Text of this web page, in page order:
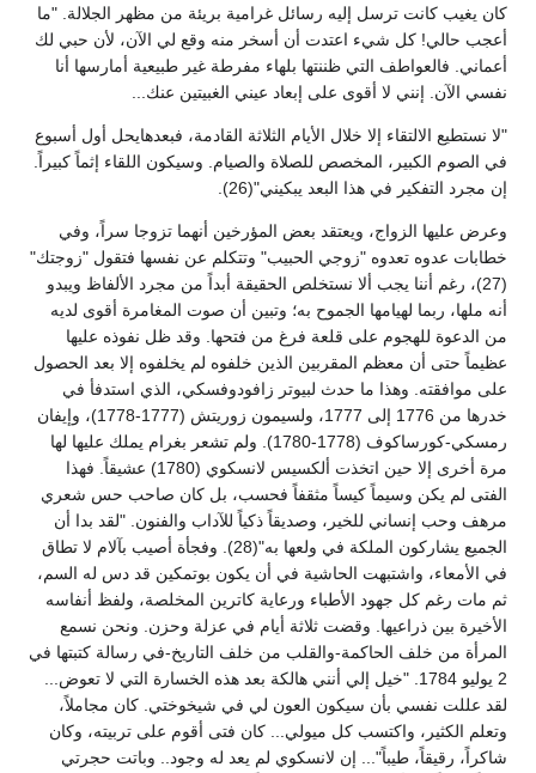
كان يغيب كانت ترسل إليه رسائل غرامية بريئة من مظهر الجلالة. "ما
أعجب حالي! كل شيء اعتدت أن أسخر منه وقع لي الآن، لأن حبي لك
أعماني. فالعواطف التي ظننتها بلهاء مفرطة غير طبيعية أمارسها أنا
نفسي الآن. إنني لا أقوى على إبعاد عيني الغبيتين عنك...
"لا نستطيع الالتقاء إلا خلال الأيام الثلاثة القادمة، فبعدهايحل أول أسبوع
في الصوم الكبير، المخصص للصلاة والصيام. وسيكون اللقاء إثماً كبيراً.
إن مجرد التفكير في هذا البعد يبكيني"(26).
وعرض عليها الزواج، ويعتقد بعض المؤرخين أنهما تزوجا سراً، وفي
خطابات عدوه تعدوه "زوجي الحبيب" وتتكلم عن نفسها فتقول "زوجتك"
(27)، رغم أننا يجب ألا نستخلص الحقيقة أبداً من مجرد الألفاظ ويبدو
أنه ملها، ربما لهيامها الجموح به؛ وتبين أن صوت المغامرة أقوى لديه
من الدعوة للهجوم على قلعة فرغ من فتحها. وقد ظل نفوذه عليها
عظيماً حتى أن معظم المقربين الذين خلفوه لم يخلفوه إلا بعد الحصول
على موافقته. وهذا ما حدث لبيوتر زافودوفسكي، الذي استدفأ في
خدرها من 1776 إلى 1777، ولسيمون زوريتش (1777-1778)، وإيفان
رمسكي-كورساكوف (1778-1780). ولم تشعر بغرام يملك عليها لها
مرة أخرى إلا حين اتخذت ألكسيس لانسكوي (1780) عشيقاً. فهذا
الفتى لم يكن وسيماً كيساً مثقفاً فحسب، بل كان صاحب حس شعري
مرهف وحب إنساني للخير، وصديقاً ذكياً للآداب والفنون. "لقد بدا أن
الجميع يشاركون الملكة في ولعها به"(28). وفجأة أصيب بآلام لا تطاق
في الأمعاء، واشتبهت الحاشية في أن يكون بوتمكين قد دس له السم،
ثم مات رغم كل جهود الأطباء ورعاية كاترين المخلصة، ولفظ أنفاسه
الأخيرة بين ذراعيها. وقضت ثلاثة أيام في عزلة وحزن. ونحن نسمع
المرأة من خلف الحاكمة-والقلب من خلف التاريخ-في رسالة كتبتها في
2 يوليو 1784. "خيل إلي أنني هالكة بعد هذه الخسارة التي لا تعوض...
لقد عللت نفسي بأن سيكون العون لي في شيخوختي. كان مجاملاً،
وتعلم الكثير، واكتسب كل ميولي... كان فتى أقوم على تربيته، وكان
شاكراً، رقيقاً، طيباً"... إن لانسكوي لم يعد له وجود.. وباتت حجرتي